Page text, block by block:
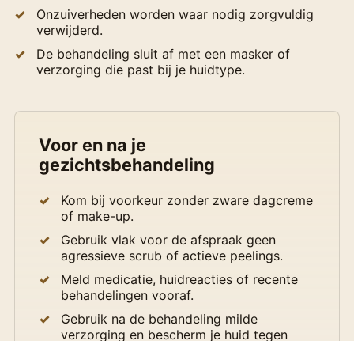
Onzuiverheden worden waar nodig zorgvuldig
verwijderd.
De behandeling sluit af met een masker of
verzorging die past bij je huidtype.
Voor en na je
gezichtsbehandeling
Kom bij voorkeur zonder zware dagcreme
of make-up.
Gebruik vlak voor de afspraak geen
agressieve scrub of actieve peelings.
Meld medicatie, huidreacties of recente
behandelingen vooraf.
Gebruik na de behandeling milde
verzorging en bescherm je huid tegen